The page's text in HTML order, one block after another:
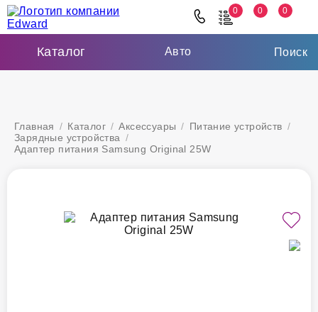
0 0 0
Каталог Авто Поиск
Главная / Каталог / Аксессуары / Питание устройств /
Зарядные устройства /
Адаптер питания Samsung Original 25W